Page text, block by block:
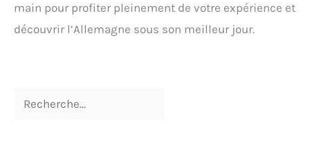
main pour profiter pleinement de votre expérience et
découvrir l’Allemagne sous son meilleur jour.